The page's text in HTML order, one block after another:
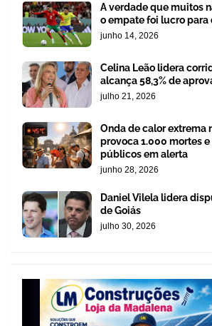
A verdade que muitos
o empate foi lucro para
junho 14, 2026
Celina Leão lidera
alcança 58,3% de
julho 21, 2026
Onda de calor extrema
provoca 1.000 mortes
públicos em alerta
junho 28, 2026
Daniel Vilela lidera
de Goiás
julho 30, 2026